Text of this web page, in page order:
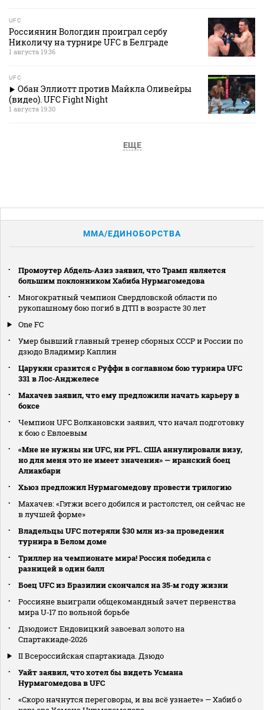
UFC
Россиянин Вологдин проиграл сербу
Николичу на турнире UFC в Белграде
1 августа 19:36
UFC
Обан Эллиотт против Майкла Оливейры
(видео). UFC Fight Night
1 августа 19:30
ЕЩЕ
MMA/ЕДИНОБОРСТВА
Промоутер Абдель‑Азиз заявил, что Трамп является
большим поклонником Хабиба Нурмагомедова
Многократный чемпион Свердловской области по
рукопашному бою погиб в ДТП в возрасте 30 лет
One FC
Умер бывший главный тренер сборных СССР и России по
дзюдо Владимир Каплин
Царукян сразится с Руффи в соглавном бою турнира UFC
331 в Лос‑Анджелесе
Махачев заявил, что ему предложили начать карьеру в
боксе
Чемпион UFC Волкановски заявил, что начал подготовку
к бою с Евлоевым
«Мне не нужны ни UFC, ни PFL. США аннулировали визу,
но для меня это не имеет значения» — иранский боец
Алиакбари
Хьюз предложил Нурмагомедову провести трилогию
Махачев: «Гэтжи всего добился и растолстел, он сейчас не
в лучшей форме»
Владельцы UFC потеряли $30 млн из‑за проведения
турнира в Белом доме
Триллер на чемпионате мира! Россия победила с
разницей в один балл
Боец UFC из Бразилии скончался на 35‑м году жизни
Россияне выиграли общекомандный зачет первенства
мира U‑17 по вольной борьбе
Дзюдоист Ендовицкий завоевал золото на
Спартакиаде‑2026
II Всероссийская спартакиада. Дзюдо
Уайт заявил, что хотел бы видеть Усмана
Нурмагомедова в UFC
«Скоро начнутся переговоры, и вы всё узнаете» — Хабиб о